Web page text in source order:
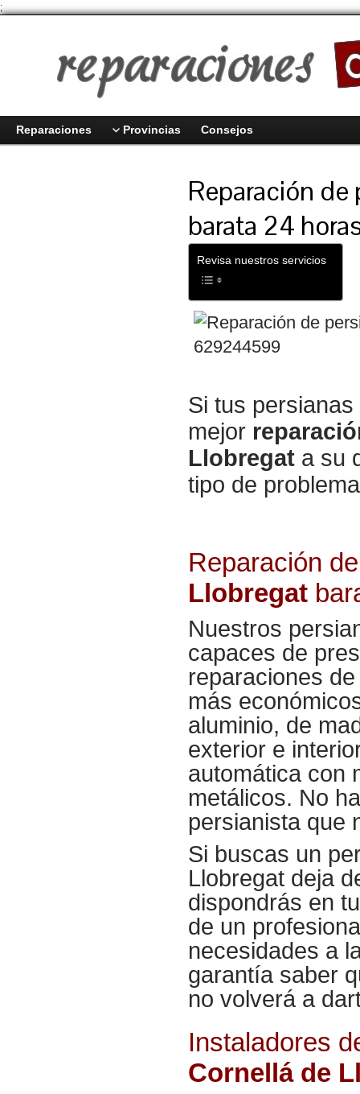
;
Reparaciones Provincias Consejos
Reparación
barata 24
Revisa nuestros servicios
Si tus
mejor
Llobregat a su
tipo de
Reparación
Llobregat
Nuestros
capaces de
reparaciones
más
aluminio, de
exterior e
automática con
metálicos. No
persianista que
Si buscas un
Llobregat deja
dispondrás en
de un
necesidades a
garantía saber
no volverá a
Instaladores
Cornellá de